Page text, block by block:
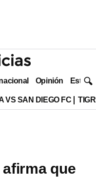
Opinión Estilo
VS SAN DIEGO FC
que